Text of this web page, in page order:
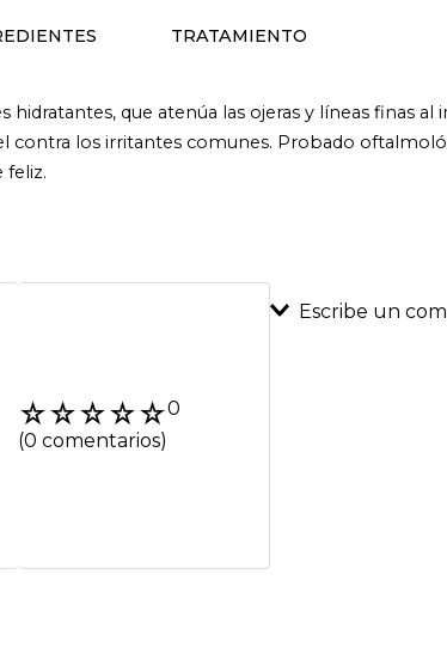
TRATAMIENTO
que atenúa las ojeras y líneas finas
contra los irritantes comunes. Probado
feliz.
☆☆☆☆☆0
(0 comentarios)
Escribe un